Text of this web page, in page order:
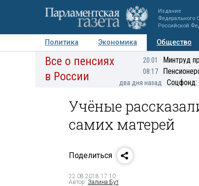
Издание
Федерального
Российской
Политика Экономика Общество
Авторы Персоны Мнения
Все о пенсиях
в России
20:01 Минтруд
08:17
два дня назад Соцфонд:
Учёные
самих матерей
Поделиться
22.08.2018 17:10
Автор: Залина Бут